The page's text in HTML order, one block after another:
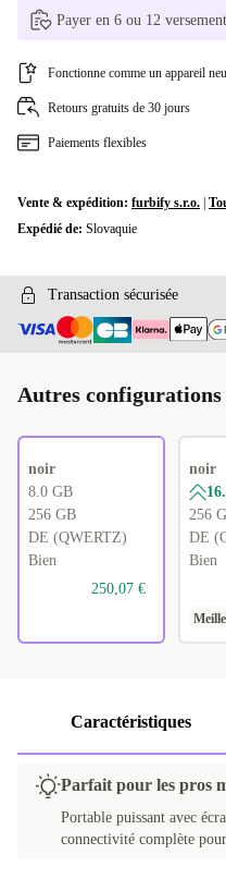
Payer en 6 ou 12
Fonctionne comme un appareil
Retours gratuits de 30 jours
Paiements flexibles
Vente & expédition: furbify s.r.o.
Expédié de: Slovaquie
Transaction sécurisée
Autres configurations
noir
8.0 GB
256 GB
DE (QWERTZ)
Bien
250,07 €
noir
256
DE
Bien
Caractéristiques
Parfait pour les pros
Portable puissant avec
connectivité complète